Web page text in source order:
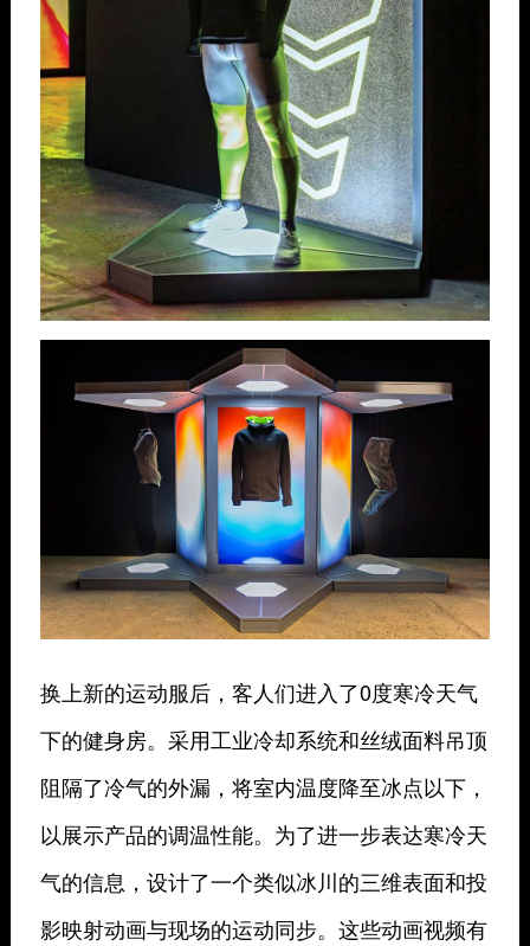
换上新的运动服后，客人们进入了0度寒冷天气
下的健身房。采用工业冷却系统和丝绒面料吊顶
阻隔了冷气的外漏，将室内温度降至冰点以下，
以展示产品的调温性能。为了进一步表达寒冷天
气的信息，设计了一个类似冰川的三维表面和投
影映射动画与现场的运动同步。这些动画视频有